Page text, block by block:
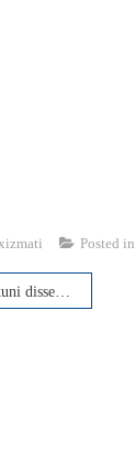
Posted in
muhokamasi